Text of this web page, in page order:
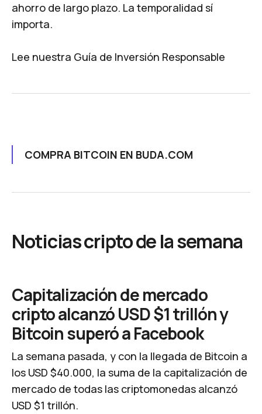
ahorro de largo plazo. La temporalidad sí
importa.
Lee nuestra Guía de Inversión Responsable
COMPRA BITCOIN EN BUDA.COM
​Noticias cripto de la semana
Capitalización de mercado
cripto alcanzó USD $1 trillón y
Bitcoin superó a Facebook
La semana pasada, y con la llegada de Bitcoin a
los USD $40.000, la suma de la capitalización de
mercado de todas las criptomonedas alcanzó
USD $1 trillón.